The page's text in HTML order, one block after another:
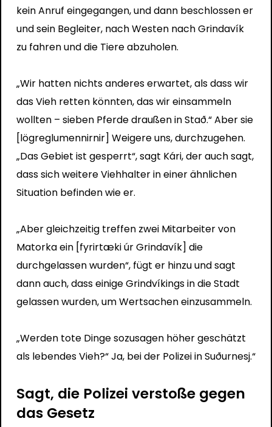
kein Anruf eingegangen, und dann beschlossen er
und sein Begleiter, nach Westen nach Grindavík
zu fahren und die Tiere abzuholen.
„Wir hatten nichts anderes erwartet, als dass wir
das Vieh retten könnten, das wir einsammeln
wollten – sieben Pferde draußen in Stað.“ Aber sie
[lögreglumennirnir] Weigere uns, durchzugehen.
„Das Gebiet ist gesperrt“, sagt Kári, der auch sagt,
dass sich weitere Viehhalter in einer ähnlichen
Situation befinden wie er.
„Aber gleichzeitig treffen zwei Mitarbeiter von
Matorka ein [fyrirtæki úr Grindavík] die
durchgelassen wurden“, fügt er hinzu und sagt
dann auch, dass einige Grindvíkings in die Stadt
gelassen wurden, um Wertsachen einzusammeln.
„Werden tote Dinge sozusagen höher geschätzt
als lebendes Vieh?“ Ja, bei der Polizei in Suðurnesj.“
Sagt, die Polizei verstoße gegen
das Gesetz